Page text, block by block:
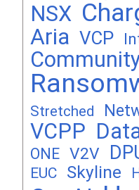
NSX
Aria VCP
Stretched
VCPP
ONE V2V
EUC Skyline